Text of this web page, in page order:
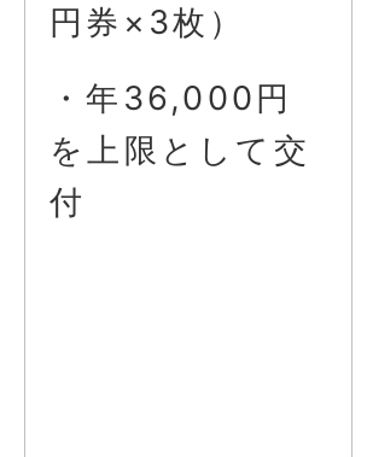
円券×3枚）
・年36,000円
を上限として交
付